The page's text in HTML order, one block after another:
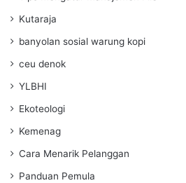
Kutaraja
banyolan sosial warung kopi
ceu denok
YLBHI
Ekoteologi
Kemenag
Cara Menarik Pelanggan
Panduan Pemula